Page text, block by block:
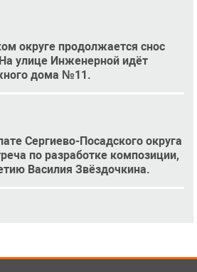
округе продолжается снос
улице Инженерной идёт
дома №11.
Сергиево-Посадского округа
по разработке композиции,
Василия Звёздочкина.